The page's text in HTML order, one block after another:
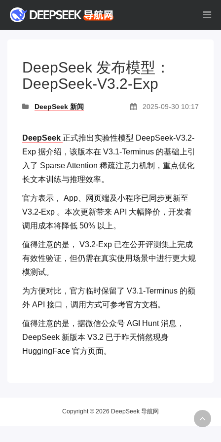
DeepSeek 发布模型：
DeepSeek-V3.2-Exp
DeepSeek 新闻 2025-09-30 10:17
DeepSeek 正式推出实验性模型 DeepSeek-V3.2-
Exp 据介绍，该版本在 V3.1-Terminus 的基础上引
入了 Sparse Attention 稀疏注意力机制，重点优化
长文本训练与推理效率。
官方表示， App、网页端及小程序已同步更新至
V3.2-Exp 。本次更新带来 API 大幅降价，开发者
调用成本将降低 50% 以上。
值得注意的是， V3.2-Exp 已在公开评测集上完成
有效性验证，但仍需在真实使用场景中进行更大规
模测试。
为方便对比，官方临时保留了 V3.1-Terminus 的额
外 API 接口，调用方式可参考官方文档。
值得注意的是，据微信公众号 AGI Hunt 消息，
DeepSeek 新版本 V3.2 已于昨天悄然现身
HuggingFace 官方页面。
Copyright © 2026 DeepSeek 导航网